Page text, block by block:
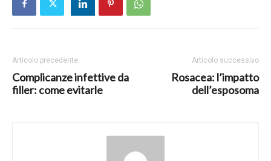
Articolo precedente
Complicanze infettive da
filler: come evitarle
Articolo successivo
Rosacea: l’impatto
dell’esposoma